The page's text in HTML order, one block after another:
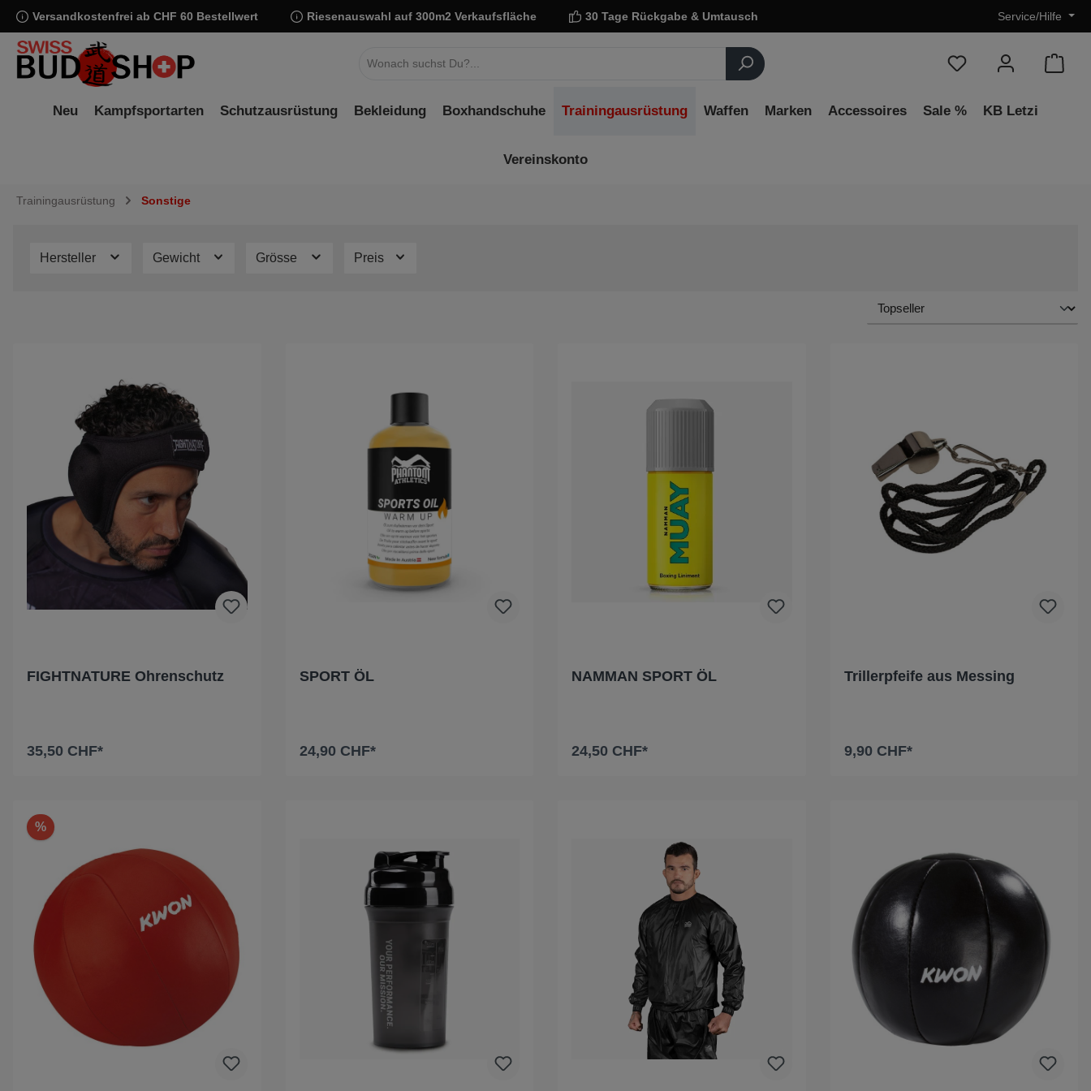
Zur Hauptnavigation springen
Versandkostenfrei ab CHF 60 Bestellwert Riesenauswahl auf 300m2 Verkaufsfläche 30 Tage Rückgabe & Umtausch Service/Hilfe
Neu Kampfsportarten Schutzausrüstung Bekleidung Boxhandschuhe Trainingausrüstung Waffen Marken Accessoires Sale % KB Letzi
Vereinskonto
Trainingausrüstung Sonstige
Hersteller Gewicht Grösse Preis
FIGHTNATURE Ohrenschutz
35,50 CHF*
SPORT ÖL
24,90 CHF*
NAMMAN SPORT ÖL
24,50 CHF*
Trillerpfeife aus Messing
9,90 CHF*
%